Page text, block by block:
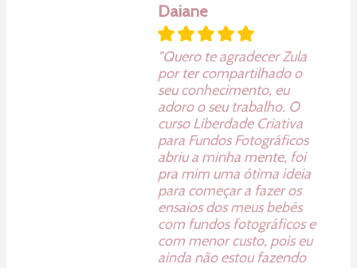
Daiane
"Quero te agradecer Zula
por ter compartilhado o
seu conhecimento, eu
adoro o seu trabalho. O
curso Liberdade Criativa
para Fundos Fotográficos
abriu a minha mente, foi
pra mim uma ótima ideia
para começar a fazer os
ensaios dos meus bebês
com fundos fotográficos e
com menor custo, pois eu
ainda não estou fazendo